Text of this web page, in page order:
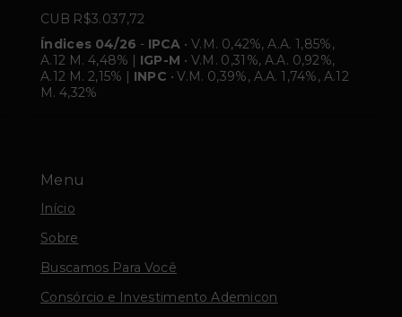
Menu
Início
Sobre
Buscamos Para Você
Consórcio e Investimento Ademicon
CUB R$3.037,72
Índices 04/26 - IPCA • V.M. 0,42%, A.A. 1,85%,
A.12 M. 4,48% | IGP-M • V.M. 0,31%, A.A. 0,92%,
A.12 M. 2,15% | INPC • V.M. 0,39%, A.A. 1,74%, A.12
M. 4,32%